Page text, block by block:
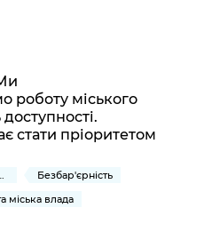
роботу міського
стати пріоритетом
Безбар'єрність
міська влада